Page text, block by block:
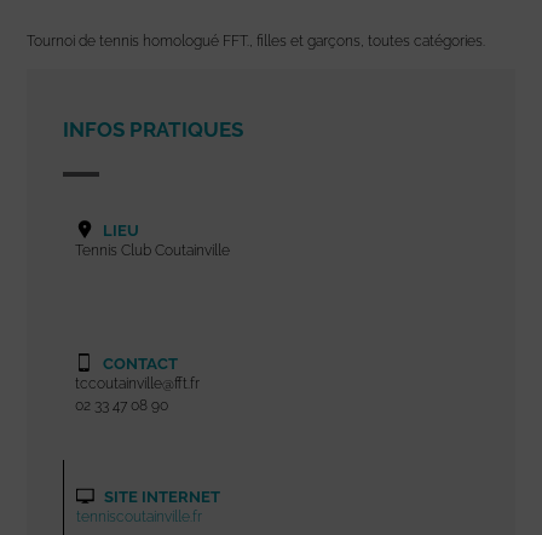
Tournoi de tennis homologué FFT., filles et garçons, toutes catégories.
INFOS PRATIQUES
LIEU
Tennis Club Coutainville
CONTACT
tccoutainville@fft.fr
02 33 47 08 90
SITE INTERNET
tenniscoutainville.fr